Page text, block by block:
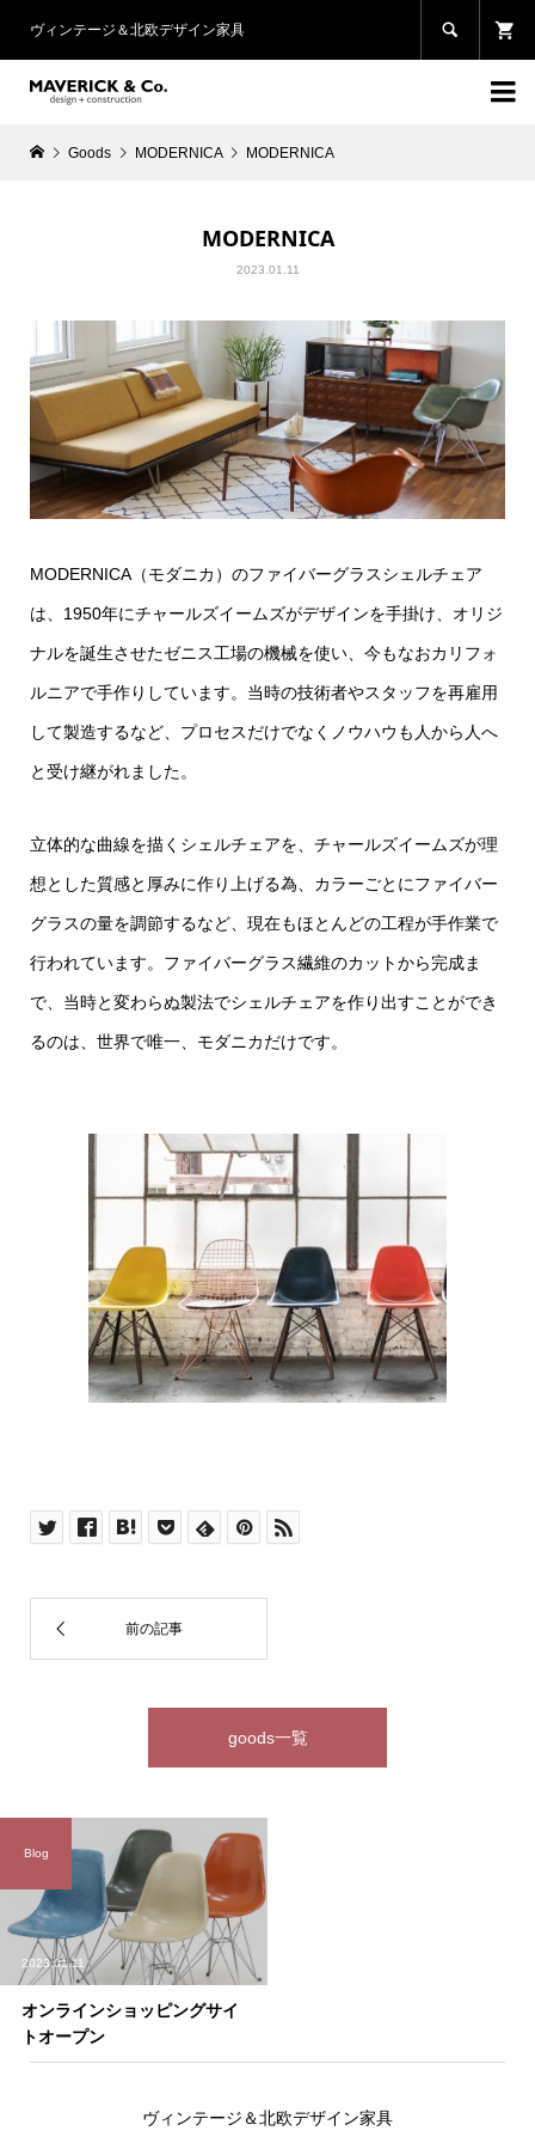
ヴィンテージ＆北欧デザイン家具 

Goods MODERNICA MODERNICA
MODERNICA
2023.01.11
MODERNICA（モダニカ）のファイバーグラスシェルチェア
は、1950年にチャールズイームズがデザインを手掛け、オリジ
ナルを誕生させたゼニス工場の機械を使い、今もなおカリフォ
ルニアで手作りしています。当時の技術者やスタッフを再雇用
して製造するなど、プロセスだけでなくノウハウも人から人へ
と受け継がれました。
立体的な曲線を描くシェルチェアを、チャールズイームズが理
想とした質感と厚みに作り上げる為、カラーごとにファイバー
グラスの量を調節するなど、現在もほとんどの工程が手作業で
行われています。ファイバーグラス繊維のカットから完成ま
で、当時と変わらぬ製法でシェルチェアを作り出すことができ
るのは、世界で唯一、モダニカだけです。
goods一覧
2023.01.11
オンラインショッピングサイ
トオープン
Blog
ヴィンテージ＆北欧デザイン家具